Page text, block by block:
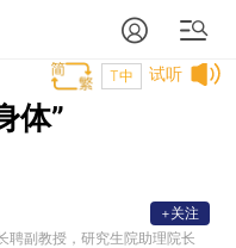
试听
T中
体”
聘副教授，研究生院助理院长
+关注